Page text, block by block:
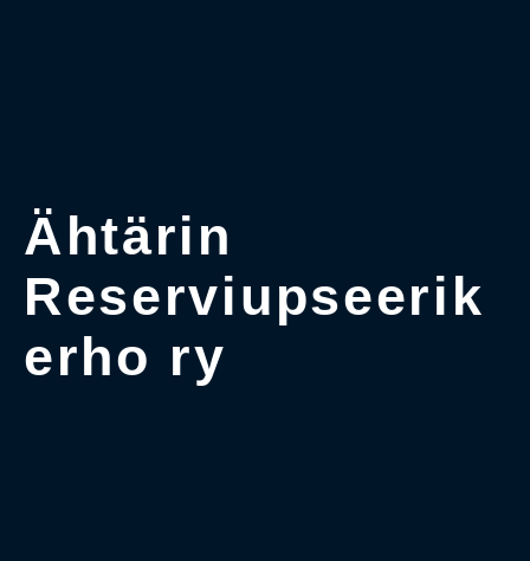
Ähtärin
Reserviupseerik
erho ry